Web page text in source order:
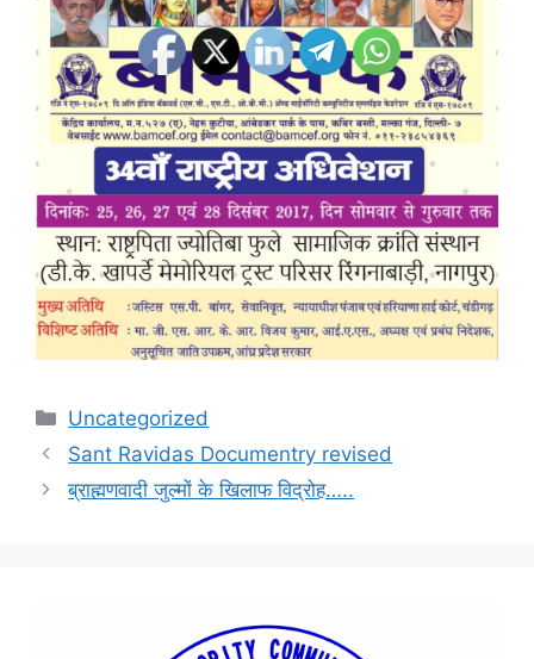
Uncategorized
Sant Ravidas Documentry revised
ब्राह्मणवादी जुल्मों के खिलाफ विद्रोह…..